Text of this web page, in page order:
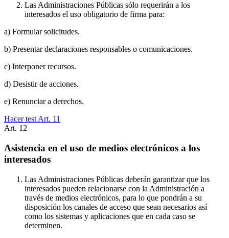
Las Administraciones Públicas sólo requerirán a los
interesados el uso obligatorio de firma para:
a) Formular solicitudes.
b) Presentar declaraciones responsables o comunicaciones.
c) Interponer recursos.
d) Desistir de acciones.
e) Renunciar a derechos.
Hacer test Art. 11
Art. 12
Asistencia en el uso de medios electrónicos a los
interesados
Las Administraciones Públicas deberán garantizar que los
interesados pueden relacionarse con la Administración a
través de medios electrónicos, para lo que pondrán a su
disposición los canales de acceso que sean necesarios así
como los sistemas y aplicaciones que en cada caso se
determinen.